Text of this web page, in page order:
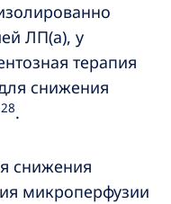
ЛП(а), у
терапия
снижения
.
снижения
микроперфузии